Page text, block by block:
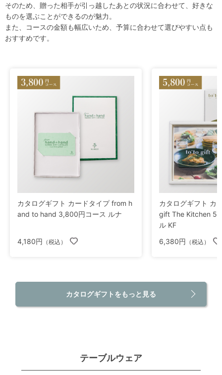
そのため、贈った相手が引っ越したあとの状況に合わせて、好きな
ものを選ぶことができるのが魅力。
また、コースの金額も幅広いため、予算に合わせて選びやすい点も
おすすめです。
カタログギフト カードタイプ from h
and to hand 3,800円コース ルナ
4,180円 （税込）
カタログギフト カ
gift The Kitchen
ル KF
6,380円 （税込）
カタログギフトをもっと見る
テーブルウェア